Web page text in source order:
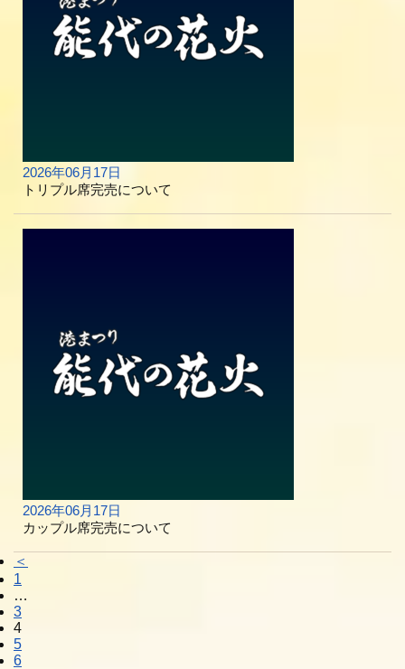
2026年06月17日
トリプル席完売について
2026年06月17日
カップル席完売について
＜
1
…
3
4
5
6